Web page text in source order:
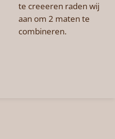
te creeeren raden wij
aan om 2 maten te
combineren.